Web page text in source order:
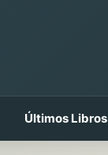
Últimos Libros